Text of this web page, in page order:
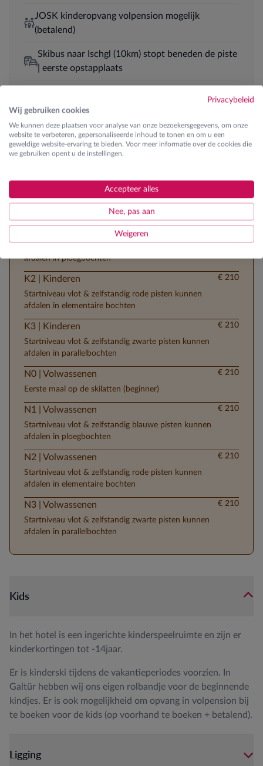
Privacybeleid
Wij gebruiken cookies
We kunnen deze plaatsen voor analyse van onze bezoekersgegevens, om onze
website te verbeteren, gepersonaliseerde inhoud te tonen en om u een
geweldige website-ervaring te bieden. Voor meer informatie over de cookies die
we gebruiken opent u de instellingen.
Accepteer alles
Nee, pas aan
Weigeren
JOSK kinderopvang volpension mogelijk
(betalend)
Skibus naar Ischgl (10km) stopt beneden de piste
| eerste opstapplaats
Skilessen
Ontdek de verschillende lesgroepen
K0 | Kinderen
Eerste maal op de skilatten (beginner)
afdalen in ploegbochten
K2 | Kinderen
Startniveau vlot & zelfstandig rode pisten kunnen
afdalen in elementaire bochten
€ 210
K3 | Kinderen
Startniveau vlot & zelfstandig zwarte pisten kunnen
afdalen in parallelbochten
€ 210
N0 | Volwassenen
Eerste maal op de skilatten (beginner)
€ 210
N1 | Volwassenen
Startniveau vlot & zelfstandig blauwe pisten kunnen
afdalen in ploegbochten
€ 210
N2 | Volwassenen
Startniveau vlot & zelfstandig rode pisten kunnen
afdalen in elementaire bochten
€ 210
N3 | Volwassenen
Startniveau vlot & zelfstandig zwarte pisten kunnen
afdalen in parallelbochten
€ 210
Kids
In het hotel is een ingerichte kinderspeelruimte en zijn er
kinderkortingen tot -14jaar.
Er is kinderski tijdens de vakantieperiodes voorzien. In
Galtür hebben wij ons eigen rolbandje voor de beginnende
kindjes. Er is ook mogelijkheid om opvang in volpension bij
te boeken voor de kids (op voorhand te boeken + betalend).
Ligging